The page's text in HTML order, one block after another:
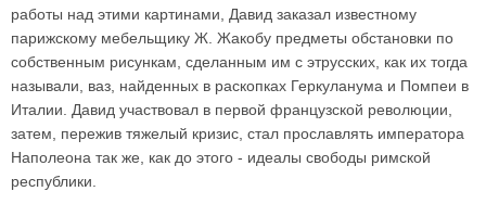
работы над этими картинами, Давид заказал известному
парижскому мебельщику Ж. Жакобу предметы обстановки по
собственным рисункам, сделанным им с этрусских, как их тогда
называли, ваз, найденных в раскопках Геркуланума и Помпеи в
Италии. Давид участвовал в первой французской революции,
затем, пережив тяжелый кризис, стал прославлять императора
Наполеона так же, как до этого - идеалы свободы римской
республики.